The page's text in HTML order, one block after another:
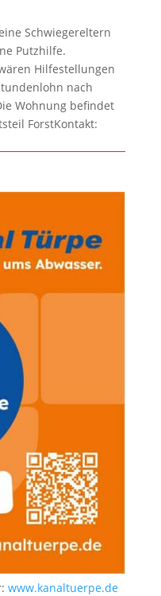
Schwiegereltern
Putzhilfe.
Hilfestellungen
nach
Wohnung befindet
ForstKontakt:
www.kanaltuerpe.de